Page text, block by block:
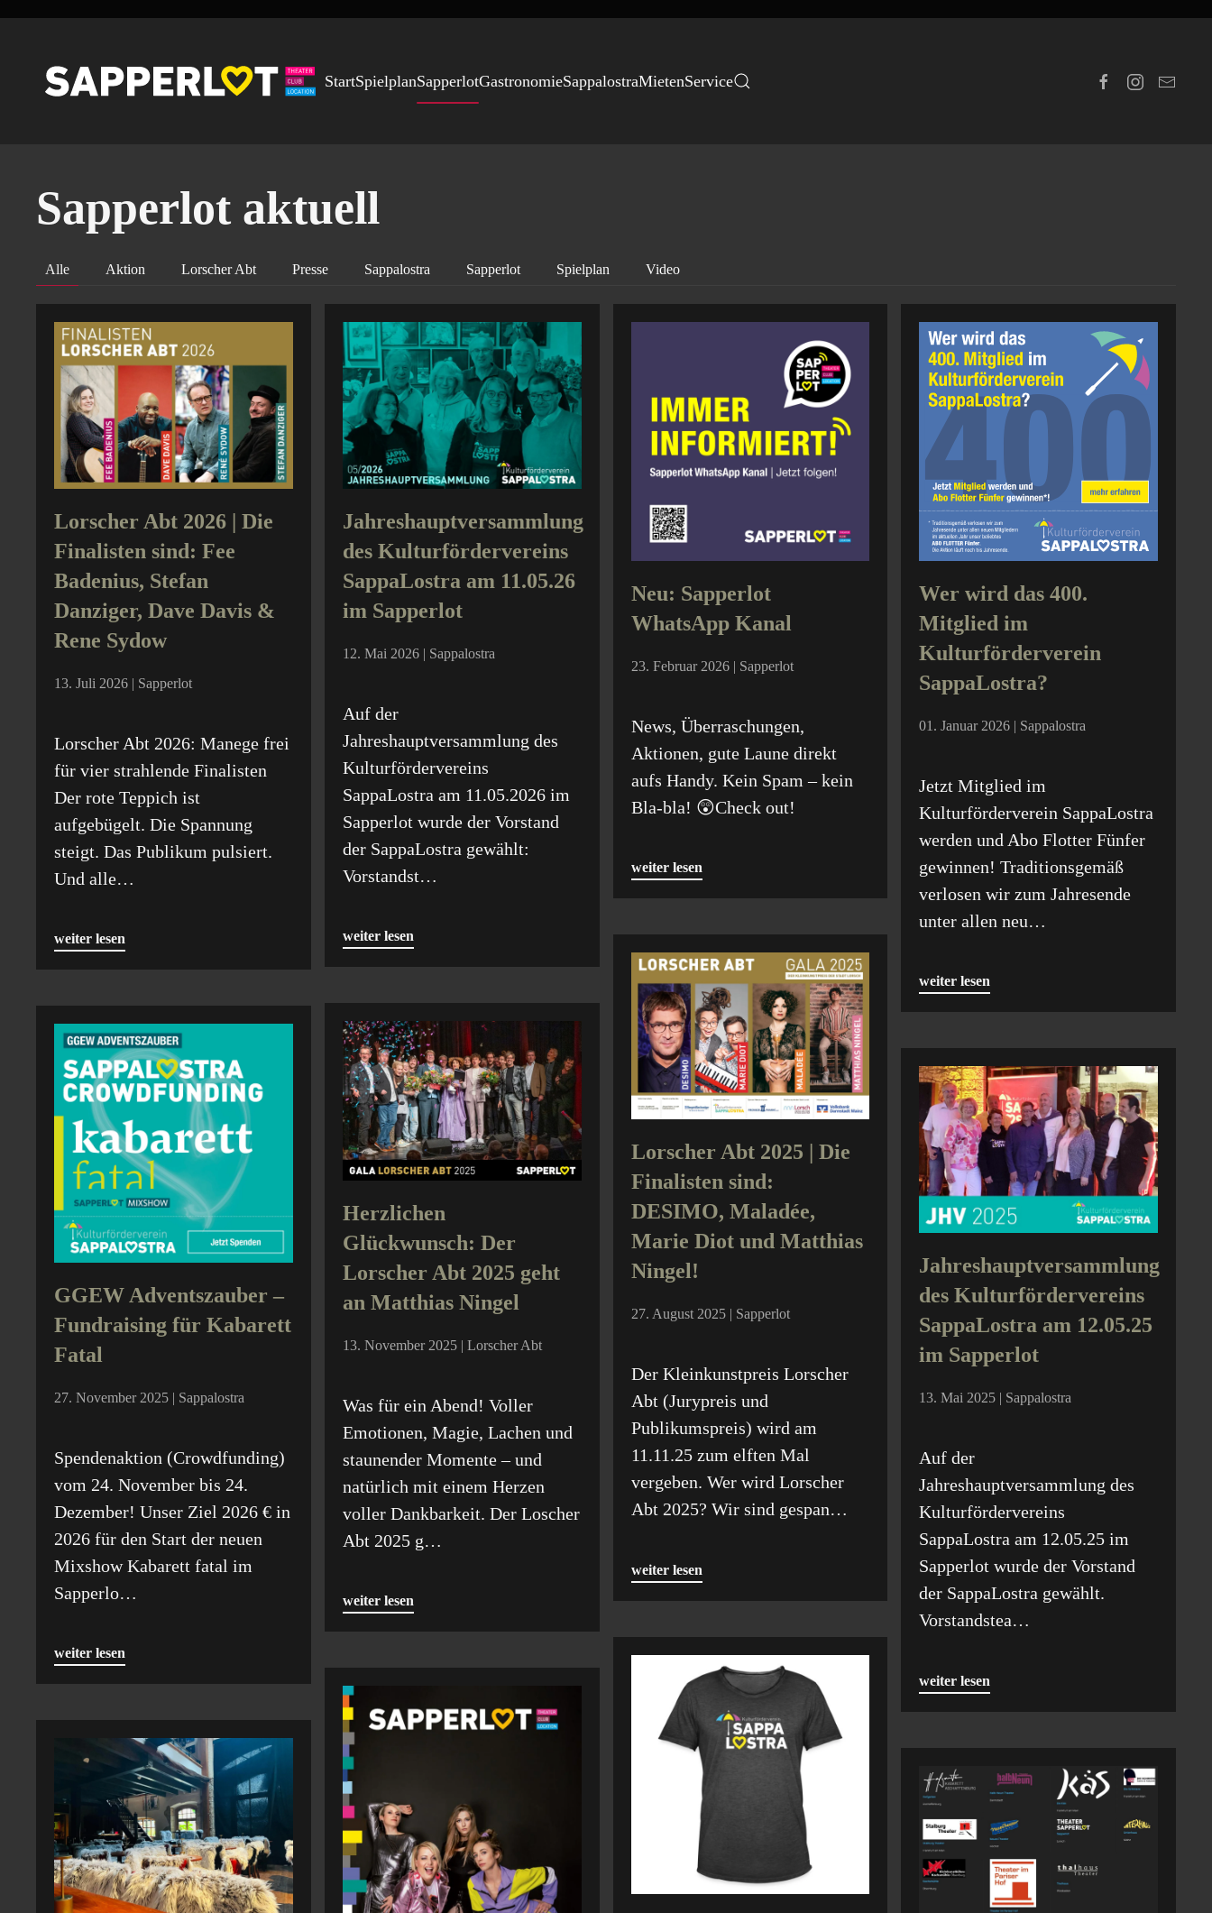
StartSpielplanSapperlotGastronomieSappalostraMietenService
Sapperlot aktuell
Alle Aktion Lorscher Abt Presse Sappalostra Sapperlot Spielplan Video
Lorscher Abt 2026 | Die
Finalisten sind: Fee
Badenius, Stefan
Danziger, Dave Davis &
Rene Sydow
13. Juli 2026 | Sapperlot
Lorscher Abt 2026: Manege frei
für vier strahlende Finalisten
Der rote Teppich ist
aufgebügelt. Die Spannung
steigt. Das Publikum pulsiert.
Und alle…
weiter lesen
Jahreshauptversammlung
des Kulturfördervereins
SappaLostra am 11.05.26
im Sapperlot
12. Mai 2026 | Sappalostra
Auf der
Jahreshauptversammlung des
Kulturfördervereins
SappaLostra am 11.05.2026 im
Sapperlot wurde der Vorstand
der SappaLostra gewählt:
Vorstandst…
weiter lesen
Neu: Sapperlot
WhatsApp Kanal
23. Februar 2026 | Sapperlot
News, Überraschungen,
Aktionen, gute Laune direkt
aufs Handy. Kein Spam – kein
Bla-bla! 😲Check out!
weiter lesen
Wer wird das 400.
Mitglied im
Kulturförderverein
SappaLostra?
01. Januar 2026 | Sappalostra
Jetzt Mitglied im
Kulturförderverein SappaLostra
werden und Abo Flotter Fünfer
gewinnen! Traditionsgemäß
verlosen wir zum Jahresende
unter allen neu…
weiter lesen
GGEW Adventszauber –
Fundraising für Kabarett
Fatal
27. November 2025 | Sappalostra
Spendenaktion (Crowdfunding)
vom 24. November bis 24.
Dezember! Unser Ziel 2026 € in
2026 für den Start der neuen
Mixshow Kabarett fatal im
Sapperlo…
weiter lesen
Herzlichen
Glückwunsch: Der
Lorscher Abt 2025 geht
an Matthias Ningel
13. November 2025 | Lorscher Abt
Was für ein Abend! Voller
Emotionen, Magie, Lachen und
staunender Momente – und
natürlich mit einem Herzen
voller Dankbarkeit. Der Loscher
Abt 2025 g…
weiter lesen
Lorscher Abt 2025 | Die
Finalisten sind:
DESIMO, Maladée,
Marie Diot und Matthias
Ningel!
27. August 2025 | Sapperlot
Der Kleinkunstpreis Lorscher
Abt (Jurypreis und
Publikumspreis) wird am
11.11.25 zum elften Mal
vergeben. Wer wird Lorscher
Abt 2025? Wir sind gespan…
weiter lesen
Jahreshauptversammlung
des Kulturfördervereins
SappaLostra am 12.05.25
im Sapperlot
13. Mai 2025 | Sappalostra
Auf der
Jahreshauptversammlung des
Kulturfördervereins
SappaLostra am 12.05.25 im
Sapperlot wurde der Vorstand
der SappaLostra gewählt.
Vorstandstea…
weiter lesen